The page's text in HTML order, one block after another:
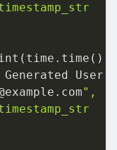
Generated
",